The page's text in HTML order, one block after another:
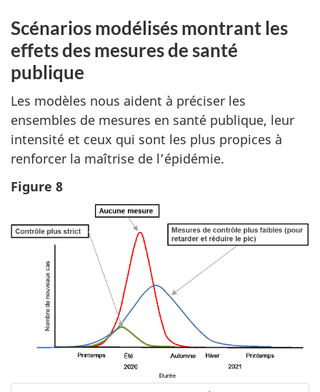
Scénarios modélisés montrant les
effets des mesures de santé
publique
Les modèles nous aident à préciser les
ensembles de mesures en santé publique, leur
intensité et ceux qui sont les plus propices à
renforcer la maîtrise de l’épidémie.
Figure 8